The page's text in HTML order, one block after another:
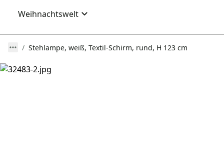
Weihnachtswelt
Stehlampe, weiß, Textil-Schirm, rund, H 123 cm